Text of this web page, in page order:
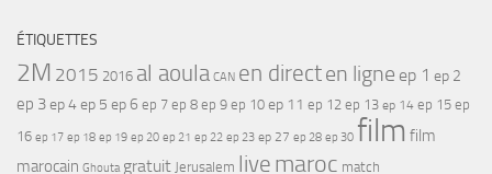
ÉTIQUETTES
2M 2015 2016 al aoula CAN en directen ligne ep 1 ep 2
ep 3ep 4ep 5 ep 6 ep 7 ep 8 ep 9 ep 10 ep 11 ep 12 ep 13 ep 14 ep 15 ep
16 ep 17 ep 18 ep 19 ep 20 ep 21 ep 22 ep 23 ep 27 ep 28 ep 30 film film
marocain Ghouta gratuit Jerusalem live maroc match